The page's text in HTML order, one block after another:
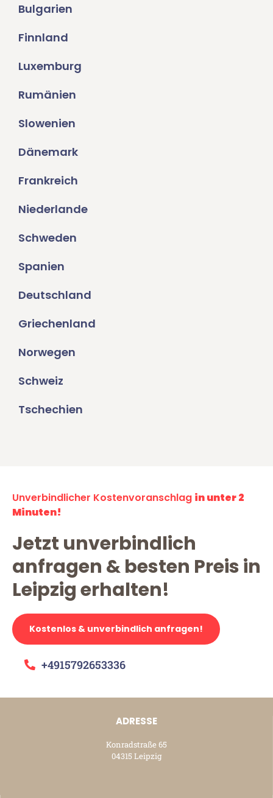
Bulgarien
Finnland
Luxemburg
Rumänien
Slowenien
Dänemark
Frankreich
Niederlande
Schweden
Spanien
Deutschland
Griechenland
Norwegen
Schweiz
Tschechien
Unverbindlicher Kostenvoranschlag in unter 2
Minuten!
Jetzt unverbindlich
anfragen & besten Preis in
Leipzig erhalten!
Kostenlos & unverbindlich anfragen!
+4915792653336
ADRESSE
Konradstraße 65
04315 Leipzig